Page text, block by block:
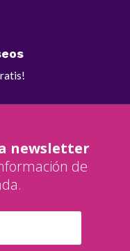
newsletter
de